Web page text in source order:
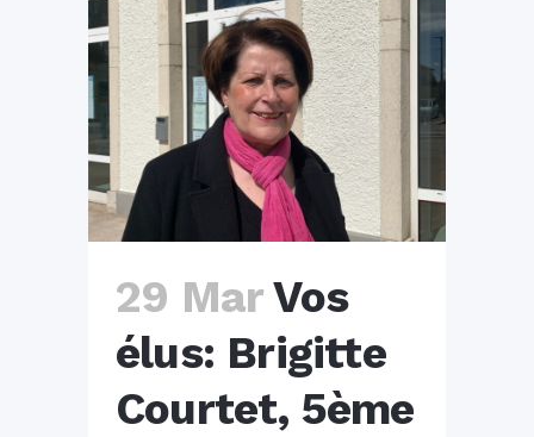
29 Mar Vos
élus: Brigitte
Courtet, 5ème